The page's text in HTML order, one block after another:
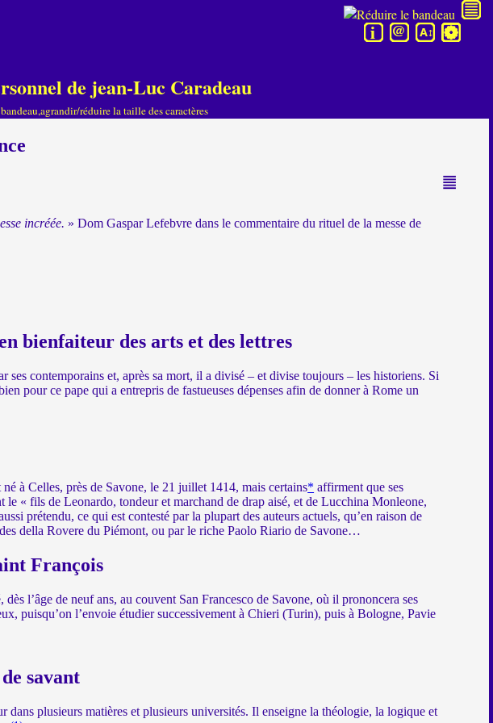
de jean-Luc Caradeau
réduire la taille des caractères
incréée. » Dom Gaspar Lefebvre dans le commentaire du rituel de la messe de
bienfaiteur des arts et des lettres
ses contemporains et, après sa mort, il a divisé – et divise toujours – les historiens. Si
pour ce pape qui a entrepris de fastueuses dépenses afin de donner à Rome un
à Celles, près de Savone, le 21 juillet 1414, mais certains* affirment que ses
le « fils de Leonardo, tondeur et marchand de drap aisé, et de Lucchina Monleone,
prétendu, ce qui est contesté par la plupart des auteurs actuels, qu’en raison de
della Rovere du Piémont, ou par le riche Paolo Riario de Savone…
François
dès l’âge de neuf ans, au couvent San Francesco de Savone, où il prononcera ses
puisqu’on l’envoie étudier successivement à Chieri (Turin), puis à Bologne, Pavie
savant
dans plusieurs matières et plusieurs universités. Il enseigne la théologie, la logique et